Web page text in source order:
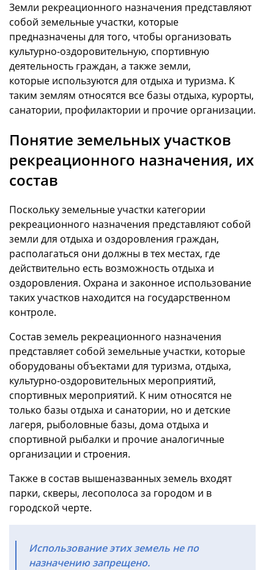
Земли рекреационного назначения представляют
собой земельные участки, которые
предназначены для того, чтобы организовать
культурно-оздоровительную, спортивную
деятельность граждан, а также земли,
которые используются для отдыха и туризма. К
таким землям относятся все базы отдыха, курорты,
санатории, профилактории и прочие организации.
Понятие земельных участков
рекреационного назначения, их
состав
Поскольку земельные участки категории
рекреационного назначения представляют собой
земли для отдыха и оздоровления граждан,
располагаться они должны в тех местах, где
действительно есть возможность отдыха и
оздоровления. Охрана и законное использование
таких участков находится на государственном
контроле.
Состав земель рекреационного назначения
представляет собой земельные участки, которые
оборудованы объектами для туризма, отдыха,
культурно-оздоровительных мероприятий,
спортивных мероприятий. К ним относятся не
только базы отдыха и санатории, но и детские
лагеря, рыболовные базы, дома отдыха и
спортивной рыбалки и прочие аналогичные
организации и строения.
Также в состав вышеназванных земель входят
парки, скверы, лесополоса за городом и в
городской черте.
Использование этих земель не по
назначению запрещено.